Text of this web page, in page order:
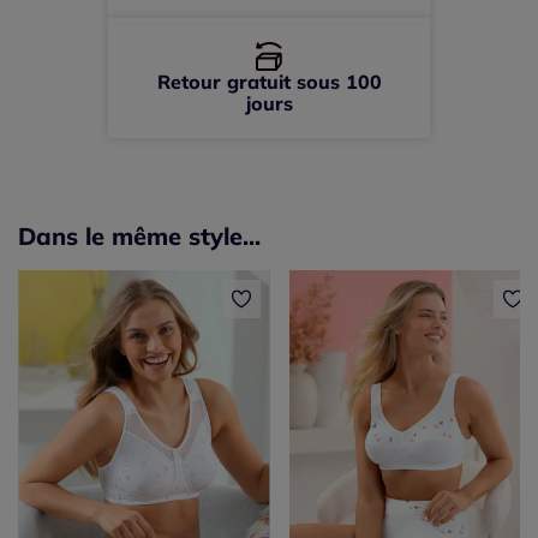
Retour gratuit sous 100
jours
Dans le même style...